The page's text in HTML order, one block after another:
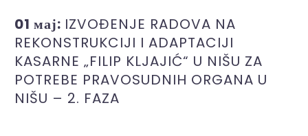
01 мај: IZVOĐENJE RADOVA NA
REKONSTRUKCIJI I ADAPTACIJI
KASARNE „FILIP KLJAJIĆ“ U NIŠU ZA
POTREBE PRAVOSUDNIH ORGANA U
NIŠU – 2. FAZA